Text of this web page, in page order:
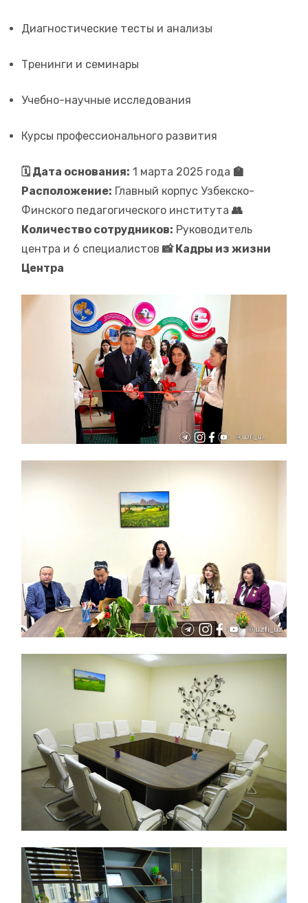
Диагностические тесты и анализы
Тренинги и семинары
Учебно-научные исследования
Курсы профессионального развития
🗓 Дата основания: 1 марта 2025 года 🏫
Расположение: Главный корпус Узбекско-
Финского педагогического института 👥
Количество сотрудников: Руководитель
центра и 6 специалистов 📸 Кадры из жизни
Центра